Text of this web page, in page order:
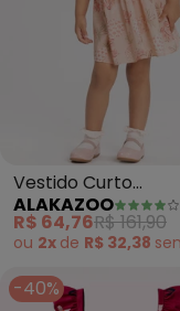
Vestido Curto
Estampado com
Balonê (Rosa)
ALAKAZOO
R$ 64,76R$ 161,90
ou 2x de R$ 32,38
-40%